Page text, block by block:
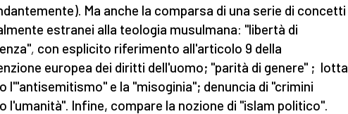
Ma anche la comparsa di una serie di concetti
estranei alla teologia musulmana: "libertà di
, con esplicito riferimento all'articolo 9 della
europea dei diritti dell'uomo; "parità di genere" ; lotta
l'"antisemitismo" e la "misoginia"; denuncia di "crimini
l'umanità". Infine, compare la nozione di "islam politico".